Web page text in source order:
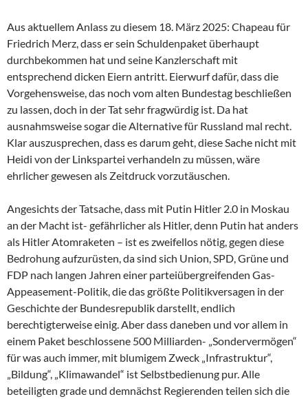
Aus aktuellem Anlass zu diesem 18. März 2025: Chapeau für
Friedrich Merz, dass er sein Schuldenpaket überhaupt
durchbekommen hat und seine Kanzlerschaft mit
entsprechend dicken Eiern antritt. Eierwurf dafür, dass die
Vorgehensweise, das noch vom alten Bundestag beschließen
zu lassen, doch in der Tat sehr fragwürdig ist. Da hat
ausnahmsweise sogar die Alternative für Russland mal recht.
Klar auszusprechen, dass es darum geht, diese Sache nicht mit
Heidi von der Linkspartei verhandeln zu müssen, wäre
ehrlicher gewesen als Zeitdruck vorzutäuschen.
Angesichts der Tatsache, dass mit Putin Hitler 2.0 in Moskau
an der Macht ist- gefährlicher als Hitler, denn Putin hat anders
als Hitler Atomraketen – ist es zweifellos nötig, gegen diese
Bedrohung aufzurüsten, da sind sich Union, SPD, Grüne und
FDP nach langen Jahren einer parteiübergreifenden Gas-
Appeasement-Politik, die das größte Politikversagen in der
Geschichte der Bundesrepublik darstellt, endlich
berechtigterweise einig. Aber dass daneben und vor allem in
einem Paket beschlossene 500 Milliarden- „Sondervermögen“
für was auch immer, mit blumigem Zweck „Infrastruktur“,
„Bildung“, „Klimawandel“ ist Selbstbedienung pur. Alle
beteiligten grade und demnächst Regierenden teilen sich die